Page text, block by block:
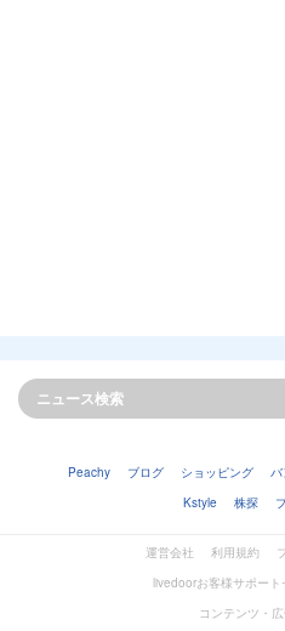
Peachy ブログ ショッピング バ
Kstyle
株探
運営会社 利用規約
livedoorお客様サポート
コンテンツ・